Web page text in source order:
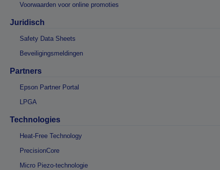
Voorwaarden voor online promoties
Juridisch
Safety Data Sheets
Beveiligingsmeldingen
Partners
Epson Partner Portal
LPGA
Technologies
Heat-Free Technology
PrecisionCore
Micro Piezo-technologie